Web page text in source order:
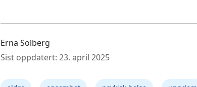
Erna Solberg
Sist oppdatert: 23. april 2025